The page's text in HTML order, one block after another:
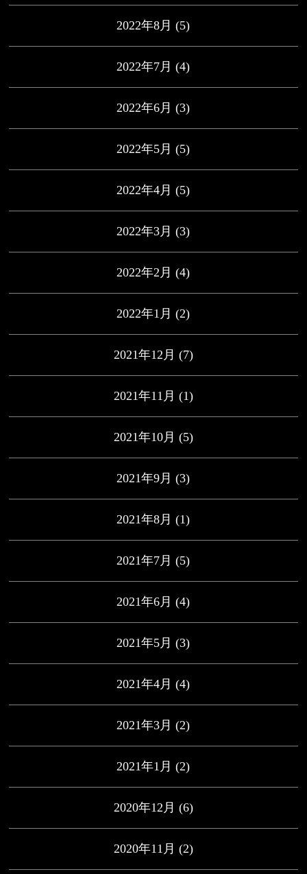
2022年8月 (5)
2022年7月 (4)
2022年6月 (3)
2022年5月 (5)
2022年4月 (5)
2022年3月 (3)
2022年2月 (4)
2022年1月 (2)
2021年12月 (7)
2021年11月 (1)
2021年10月 (5)
2021年9月 (3)
2021年8月 (1)
2021年7月 (5)
2021年6月 (4)
2021年5月 (3)
2021年4月 (4)
2021年3月 (2)
2021年1月 (2)
2020年12月 (6)
2020年11月 (2)